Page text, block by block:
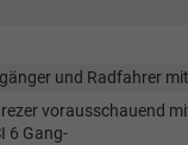
und Radfahrer
vorausschauend
6 Gang-